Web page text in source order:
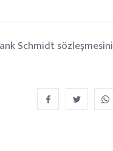
Schmidt sözleşmesini